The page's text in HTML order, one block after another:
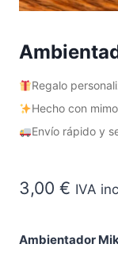
Regalo
Hecho con
Envío rápido y
3,00 € IVA
Ambientador